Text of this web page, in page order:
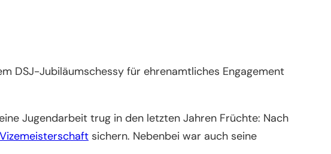
DSJ-Jubiläumschessy für ehrenamtliches Engagement
Jugendarbeit trug in den letzten Jahren Früchte: Nach
sichern. Nebenbei war auch seine